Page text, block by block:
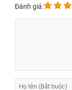
Đánh giá: